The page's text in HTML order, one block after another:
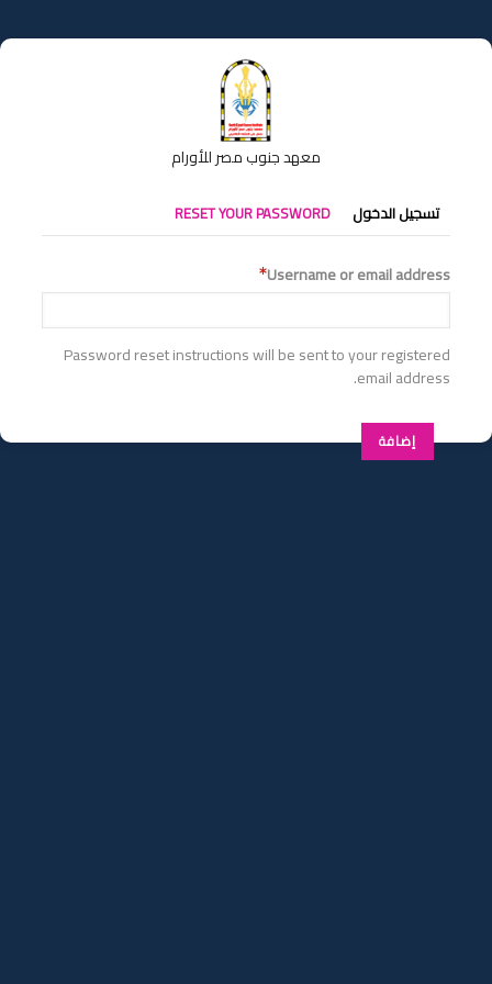
إلى
المحتوى
معهد جنوب مصر للأورام
التبويبات
الأساسية
تسجيل الدخول RESET YOUR PASSWORD
Username or email address
Password reset instructions will be sent to your registered
email address.